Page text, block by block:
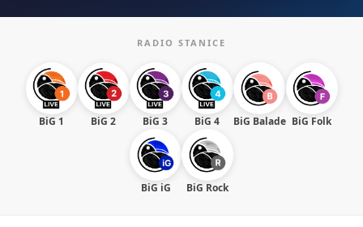
RADIO STANICE
BiG 1 BiG 2 BiG 3 BiG 4 BiG Balade BiG Folk
BiG iG BiG Rock